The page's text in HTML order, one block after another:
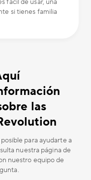
fácil de usar, una
si tienes familia
las
para ayudarte a
nuestra página de
nuestro equipo de